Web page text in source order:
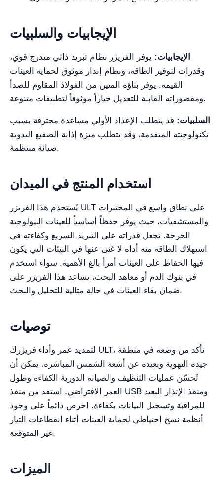
الإيجابيات والسلبيات
الإيجابيات: يوفر الفريزر نظام تبريد ذاتي متدرج قوي،
وقدرات لتوفير الطاقة، ونظام إنذار موثوق لحماية العينات
القيمة. يوفر بناؤه المتين من الفولاذ المقاوم للصدأ
ومقصوراته القابلة للتعديل خياراً موثوقاً لتطبيقات متنوعة.
السلبيات: قد يتطلب الإعداد الأولي مساعدة محترفة بسبب
تكنولوجيته المتقدمة، وقد يتطلب ميزة إذابة الصقيع اليدوية
صيانة منتظمة.
استخدام المنتج في الميدان
يُستخدم هذا الفريزر ULT على نطاق واسع في المختبرات
والمستشفيات، حيث يوفر حفظاً أساسياً للعينات البيولوجية
الحرجة. تجعل قدراته على التبريد السريع وكفاءته في
استهلاك الطاقة منه أداة لا غنى عنها في البيئات التي يكون
فيها الحفاظ على العينات أمراً بالغ الأهمية. سواء استخدم
في بنوك الدم أو معاهد البحث، يساعد هذا الفريزر على
ضمان بقاء العينات في حالة مثالية للتحليل والبحث.
توصيات
لتمديد عمر وأداء فريزرك ULT، تأكد من وضعه في منطقة
جيدة التهوية وبعيدة عن أشعة الشمس المباشرة. يمكن أن
تُحسّن عمليات التنظيف والصيانة الدورية الكفاءة وطول
العمر الافتراضي. استفد من منفذ USB ومنفذ الإنذار البعيد
للمراقبة وتسجيل البيانات بكفاءة. احرص دائماً على وجود
أنظمة نسخ احتياطي لحماية العينات أثناء انقطاعات التيار
غير المتوقعة.
الميزات